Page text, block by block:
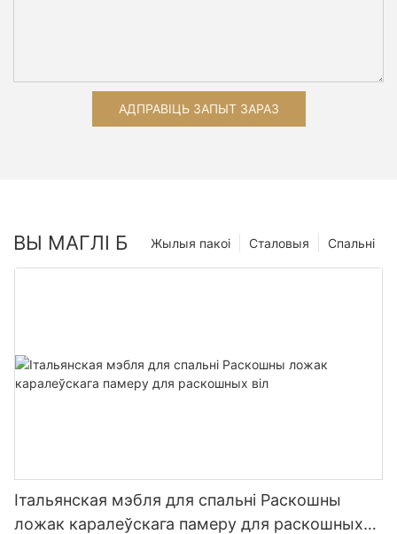
АДПРАВІЦЬ ЗАПЫТ ЗАРАЗ
ВЫ МАГЛІ Б Спальні
Сталовыя
Жылыя пакоі
Італьянская мэбля для спальні Раскошны
ложак каралеўскага памеру для раскошных